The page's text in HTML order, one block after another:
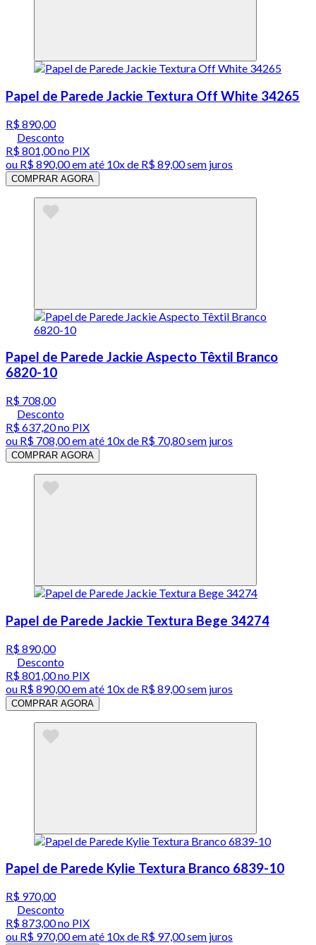
Papel de Parede Jackie Textura Off White 34265
R$ 890,00
Desconto
R$ 801,00no PIX
ou R$ 890,00em até 10x de R$ 89,00 sem juros
COMPRAR AGORA
Papel de Parede Jackie Aspecto Têxtil Branco
6820-10
R$ 708,00
Desconto
R$ 637,20no PIX
ou R$ 708,00em até 10x de R$ 70,80 sem juros
COMPRAR AGORA
Papel de Parede Jackie Textura Bege 34274
R$ 890,00
Desconto
R$ 801,00no PIX
ou R$ 890,00em até 10x de R$ 89,00 sem juros
COMPRAR AGORA
Papel de Parede Kylie Textura Branco 6839-10
R$ 970,00
Desconto
R$ 873,00no PIX
ou R$ 970,00em até 10x de R$ 97,00 sem juros